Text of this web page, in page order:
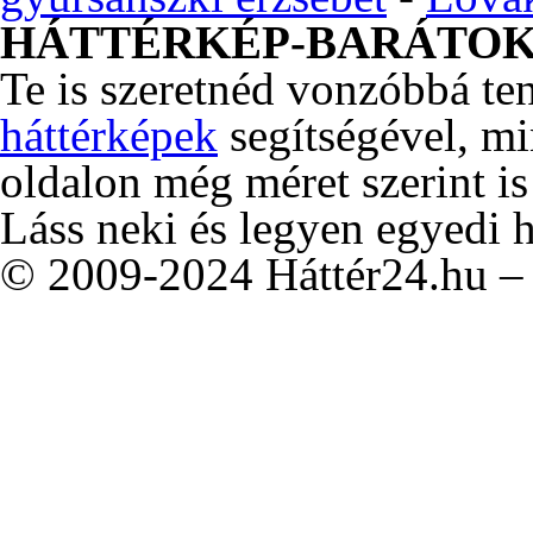
HÁTTÉRKÉP-
Te is szeretnéd vonzóbbá
háttérképek segítségével,
oldalon még méret szerint
Láss neki és legyen egyedi
© 2009-2024 Háttér24.hu